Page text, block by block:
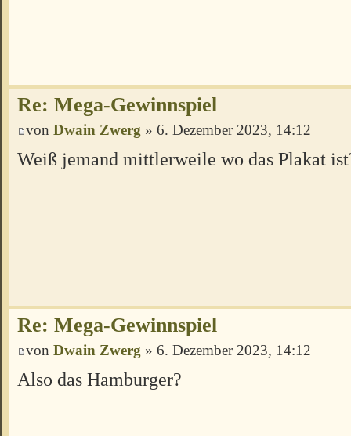
Re: Mega-Gewinnspiel
von Dwain Zwerg » 6. Dezember 2023, 14:12
Weiß jemand mittlerweile wo das Plakat
Re: Mega-Gewinnspiel
von Dwain Zwerg » 6. Dezember 2023, 14:12
Also das Hamburger?